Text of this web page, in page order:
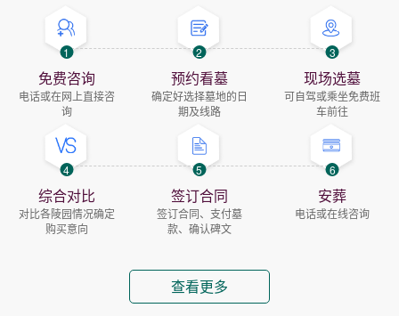
1
免费咨询
电话或在网上直接咨
询
2
预约看墓
确定好选择墓地的日
期及线路
3
现场选墓
可自驾或乘坐免费班
车前往
4
综合对比
对比各陵园情况确定
购买意向
5
签订合同
签订合同、支付墓
款、确认碑文
6
安葬
电话或在线咨询
查看更多